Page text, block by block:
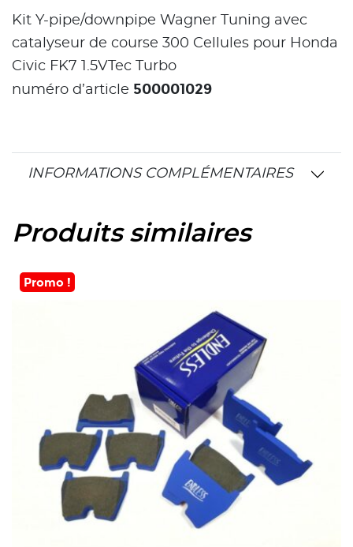
Kit Y-pipe/downpipe Wagner Tuning avec
catalyseur de course 300 Cellules pour Honda
Civic FK7 1.5VTec Turbo
numéro d’article 500001029
INFORMATIONS COMPLÉMENTAIRES
Produits similaires
Promo !